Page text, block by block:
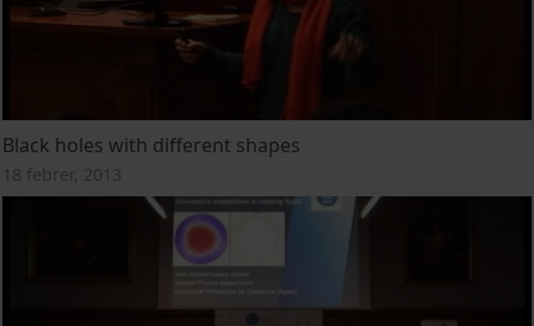
Black holes with different shapes
18 febrer, 2013